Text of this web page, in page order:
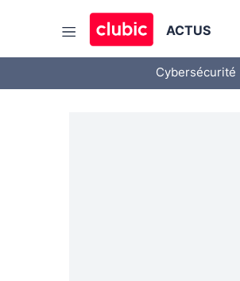
ACTUS
Cybersécurité